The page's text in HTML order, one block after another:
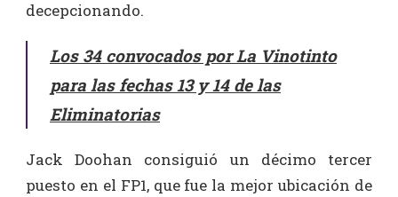
decepcionando.
Los 34 convocados por La Vinotinto
para las fechas 13 y 14 de las
Eliminatorias
Jack Doohan consiguió un décimo tercer
puesto en el FP1, que fue la mejor ubicación de